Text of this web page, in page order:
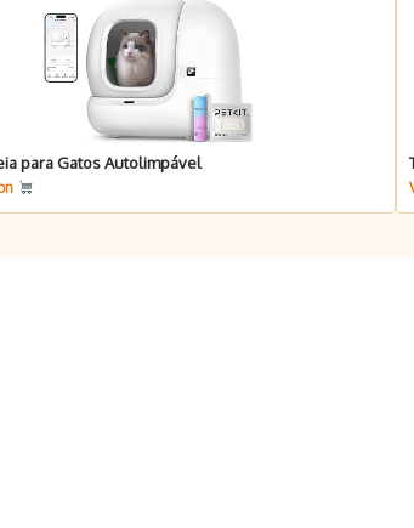
para Gatos Autolimpável